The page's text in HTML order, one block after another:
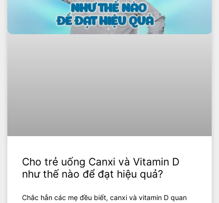
Cho trẻ uống Canxi và Vitamin D
như thế nào để đạt hiệu quả?
Chắc hẳn các mẹ đều biết, canxi và vitamin D quan